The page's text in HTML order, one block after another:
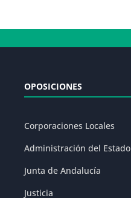
OPOSICIONES
Corporaciones Locales
Administración del Estado
Junta de Andalucía
Justicia